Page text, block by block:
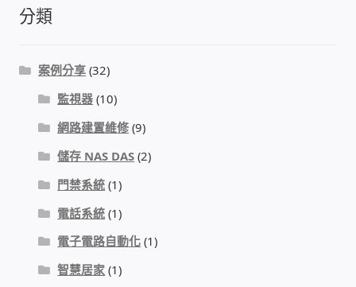
租屋維修、租屋安全
公用房間插卡計費方案
線上網路購物
我的帳號
分類
案例分享 (32)
監視器 (10)
網路建置維修 (9)
儲存 NAS DAS (2)
門禁系統 (1)
電話系統 (1)
電子電路自動化 (1)
智慧居家 (1)